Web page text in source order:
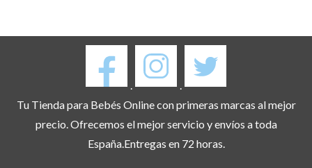
Tu Tienda para Bebés Online con primeras marcas al mejor
precio. Ofrecemos el mejor servicio y envíos a toda
España.Entregas en 72 horas.